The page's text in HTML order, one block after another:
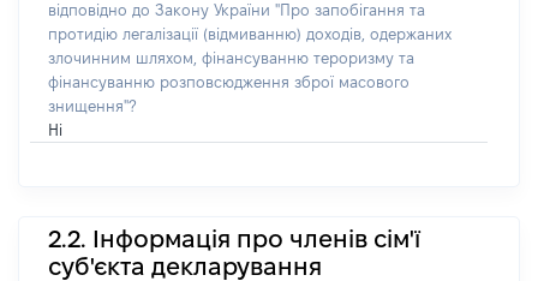
відповідно до Закону України "Про запобігання та
протидію легалізації (відмиванню) доходів, одержаних
злочинним шляхом, фінансуванню тероризму та
фінансуванню розповсюдження зброї масового
знищення"?
Ні
2.2. Інформація про членів сім'ї
суб'єкта декларування